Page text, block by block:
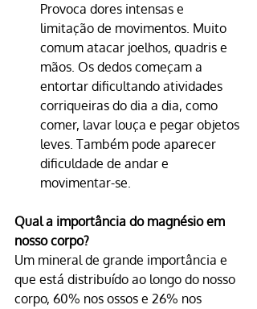
Provoca dores intensas e
limitação de movimentos. Muito
comum atacar joelhos, quadris e
mãos. Os dedos começam a
entortar dificultando atividades
corriqueiras do dia a dia, como
comer, lavar louça e pegar objetos
leves. Também pode aparecer
dificuldade de andar e
movimentar-se.
Qual a importância do magnésio em
nosso corpo?
Um mineral de grande importância e
que está distribuído ao longo do nosso
corpo, 60% nos ossos e 26% nos